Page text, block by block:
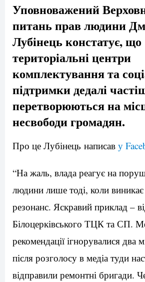
Уповноважений
питань прав людини
Лубінець констатує, що
територіальні центри
комплектування та
підтримки дедалі
перетворюються на
несвободи громадян.
Про це Лубінець написав у
“На жаль, влада реагує на
людини лише тоді, коли
резонанс. Яскравий приклад –
Білоцерківського ТЦК та СП.
рекомендації ігнорувалися два
після розголосу в медіа туди
відправили ремонтні бригади.